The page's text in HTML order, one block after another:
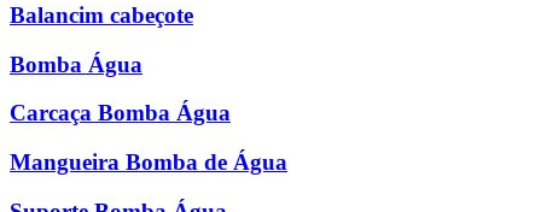
Balancim cabeçote
Bomba Água
Carcaça Bomba Água
Mangueira Bomba de Água